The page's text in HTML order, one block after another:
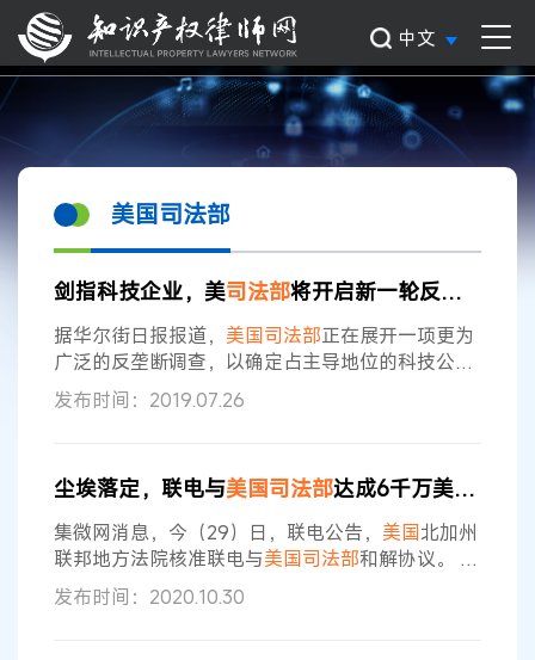
中文
美国司法部
剑指科技企业，美司法部将开启新一轮反垄断调查
据华尔街日报报道， 美国司法部正在展开一项更为
广泛的反垄断调查，以确定占主导地位的科技公司
是否在非法抑制竞争，这给Facebook、谷歌、亚
马逊和苹果等公司带来了新威胁。
久，该部证实了这一审查。美国司法部长巴尔
(William Barr)领导的新的反垄断调查可能会加剧美
国顶尖科技公司面临的巨大监管
发布时间：2019.07.26
尘埃落定，联电与美国司法部达成6千万美元和解协议！
集微网消息，今（29）日，联电公告， 美国北加州
联邦地方法院核准联电与美国司法部和解协议。 美
国司法部 于2018年11月，以联电及若干员工违反联
邦营业秘密保护法为由，对联电司及若干员工提起
发布时间：2020.10.30